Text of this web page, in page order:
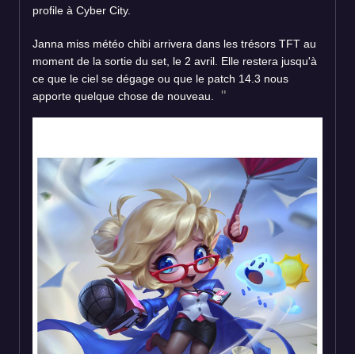
profile à Cyber City.
Janna miss météo chibi arrivera dans les trésors TFT au
moment de la sortie du set, le 2 avril. Elle restera jusqu'à
ce que le ciel se dégage ou que le patch 14.3 nous
apporte quelque chose de nouveau.